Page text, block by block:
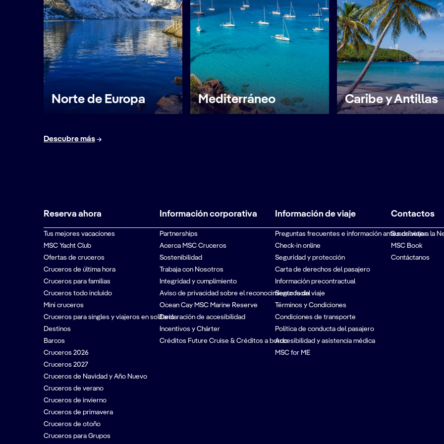
Norte de Europa Mediterráneo Caribe y Antillas
Descubre más
Reserva ahora
Tus mejores vacaciones
MSC Yacht Club
Ofertas de cruceros
Cruceros de última hora
Cruceros para familias
Cruceros todo incluido
Mini cruceros
Cruceros para singles y viajeros en solitario
Destinos
Barcos
Cruceros 2026
Cruceros 2027
Cruceros de Navidad y Año Nuevo
Cruceros de verano
Cruceros de invierno
Cruceros de primavera
Cruceros de otoño
Cruceros para Grupos
Información corporativa
Partnerships
Acerca MSC Cruceros
Sostenibilidad
Trabaja con Nosotros
Integridad y cumplimiento
Aviso de privacidad sobre el reconocimiento facial
Ocean Cay MSC Marine Reserve
Declaración de accesibilidad
Incentivos y Chárter
Créditos Future Cruise & Créditos a bordo
Información de viaje
Preguntas frecuentes e información antes de viajar
Check-in online
Seguridad y protección
Carta de derechos del pasajero
Información precontractual
Seguros de viaje
Términos y Condiciones
Condiciones de transporte
Política de conducta del pasajero
Accesibilidad y asistencia médica
MSC for ME
Contactos
Suscríbete a la
MSC Book
Contáctanos